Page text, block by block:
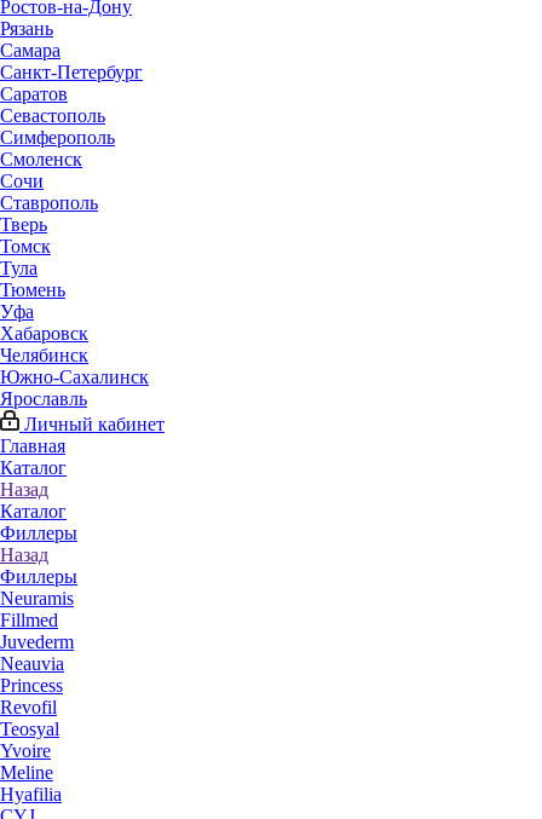
Ростов-на-Дону
Рязань
Самара
Санкт-Петербург
Саратов
Севастополь
Симферополь
Смоленск
Сочи
Ставрополь
Тверь
Томск
Тула
Тюмень
Уфа
Хабаровск
Челябинск
Южно-Сахалинск
Ярославль
Личный кабинет
Главная
Каталог
Назад
Каталог
Филлеры
Назад
Филлеры
Neuramis
Fillmed
Juvederm
Neauvia
Princess
Revofil
Teosyal
Yvoire
Meline
Hyafilia